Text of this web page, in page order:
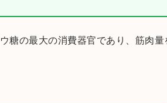
糖の最大の消費器官であり、筋肉量